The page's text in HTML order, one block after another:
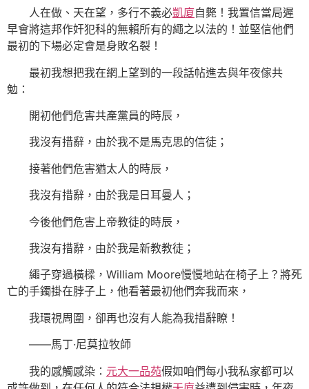
人在做、天在望，多行不義必凱廈自斃！我置信當局遲
早會將這邦作奸犯科的無賴所有的繩之以法的！並堅信他們
最初的下場必定會是身敗名裂！
最初我想把我在網上望到的一段話帖進去與年夜傢共
勉：
開初他們危害共產黨員的時辰，
我沒有措辭，由於我不是馬克思的信徒；
接著他們危害猶太人的時辰，
我沒有措辭，由於我是日耳曼人；
今後他們危害上帝教徒的時辰，
我沒有措辭，由於我是新教教徒；
繩子穿過橫樑，William Moore慢慢地站在椅子上？將死
亡的手鐲掛在脖子上，他看著最初他們奔我而來，
我環視周圍，卻再也沒有人能為我措辭瞭！
——馬丁·尼莫拉牧師
我的感觸感染： 元大一品苑假如咱們每小我私家都可以